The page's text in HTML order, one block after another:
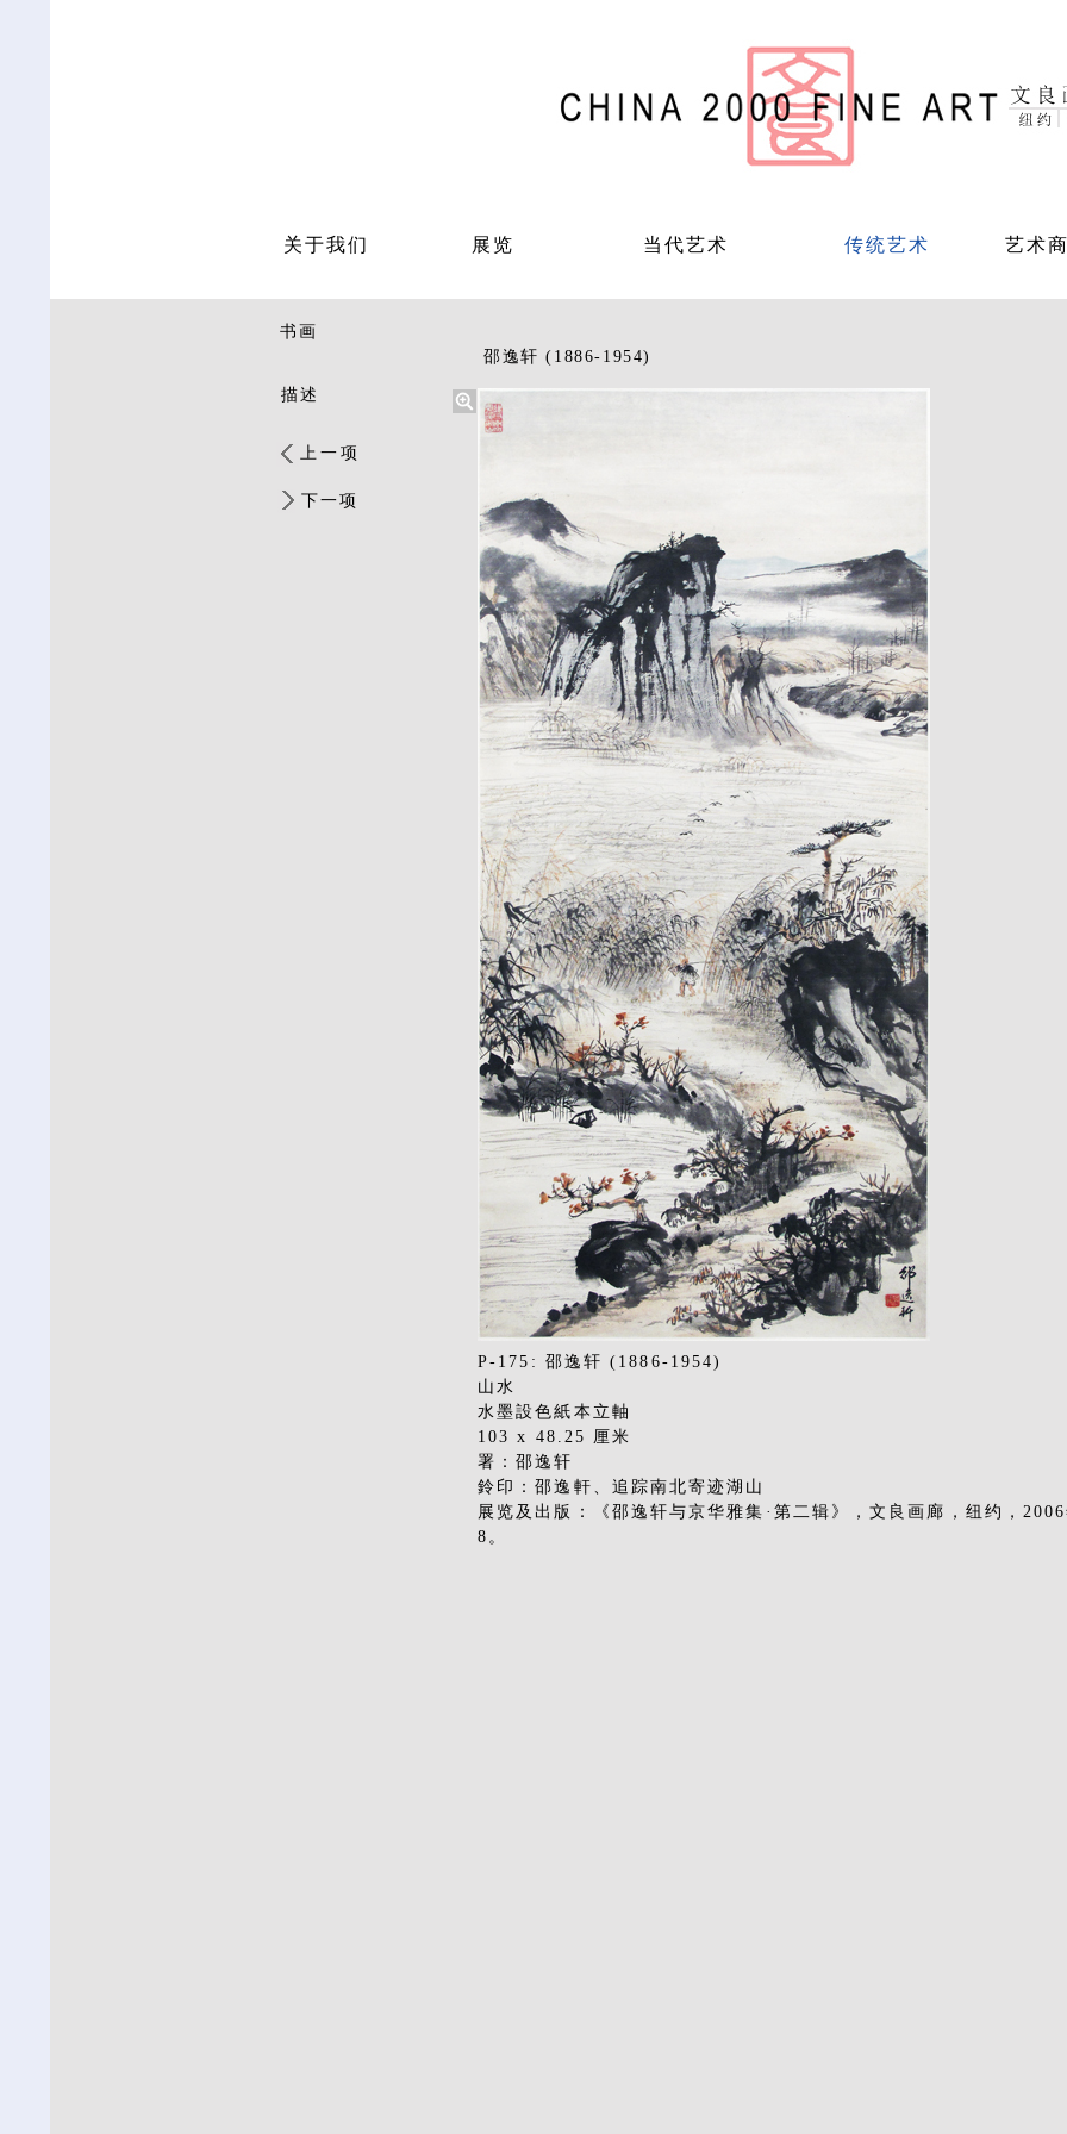
关于我们 展览 当代艺术 传统艺术 艺术
书画
邵逸轩 (1886-1954)
描述
上一项
下一项
P-175: 邵逸轩 (1886-1954)
山水
水墨設色紙本立軸
103 x 48.25 厘米
署：邵逸轩
鈴印：邵逸軒、追踪南北寄迹湖山
展览及出版：《邵逸轩与京华雅集·第二辑》，文良画廊，纽约，2006
8。